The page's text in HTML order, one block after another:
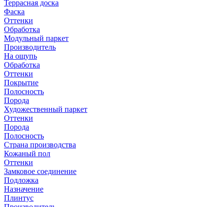
Террасная доска
Фаска
Оттенки
Обработка
Модульный паркет
Производитель
На ощупь
Обработка
Оттенки
Покрытие
Полосность
Порода
Художественный паркет
Оттенки
Порода
Полосность
Страна производства
Кожаный пол
Оттенки
Замковое соединение
Подложка
Назначение
Плинтус